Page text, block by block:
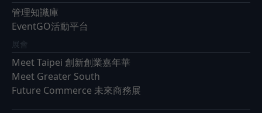
管理知識庫
EventGO活動平台
展會
Meet Taipei 創新創業嘉年華
Meet Greater South
Future Commerce 未來商務展